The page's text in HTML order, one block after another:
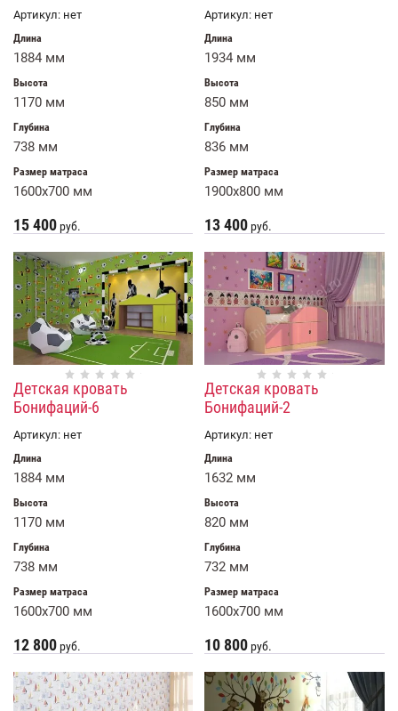
Артикул: нет
Длина
1884 мм
Высота
1170 мм
Глубина
738 мм
Размер матраса
1600х700 мм
15 400 руб.
Артикул: нет
Длина
1934 мм
Высота
850 мм
Глубина
836 мм
Размер матраса
1900x800 мм
13 400 руб.
Детская кровать
Бонифаций-6
Артикул: нет
Длина
1884 мм
Высота
1170 мм
Глубина
738 мм
Размер матраса
1600х700 мм
12 800 руб.
Детская кровать
Бонифаций-2
Артикул: нет
Длина
1632 мм
Высота
820 мм
Глубина
732 мм
Размер матраса
1600х700 мм
10 800 руб.